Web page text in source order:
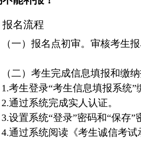
名流程
（一）报名点初审。审核考生
（二）考生完成信息填报和缴
1.考生登录“考生信息填报系统
2.通过系统完成实人认证。
3.设置系统“登录”密码和“保存”
4.通过系统阅读《考生诚信考